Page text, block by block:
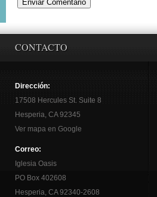
CONTACTO
Dirección:
17508 Hercules St. Suite 8
Hesperia, CA 92345
Ver mapa en Google
Correo:
Iglesia Oasis
PO Box 402608
Hesperia, CA 92340-2608